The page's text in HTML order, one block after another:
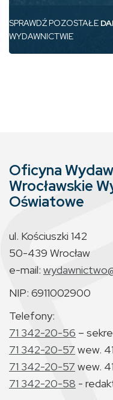
SPRAWDŹ POZOSTAŁE
WYDAWNICTWIE
Oficyna
Wrocławskie
Oświatowe
ul. Kościuszki 142
50-439 Wrocław
e-mail:
NIP: 6911002900
Telefony:
71 342-20-56 –
71 342-20-57 wew.
71 342-20-57 wew.
71 342-20-58 -